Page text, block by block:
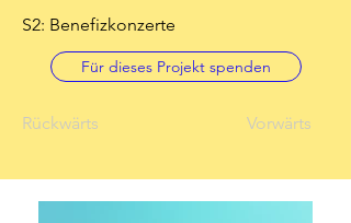
S2: Benefizkonzerte
Für dieses Projekt spenden
Rückwärts Vorwärts